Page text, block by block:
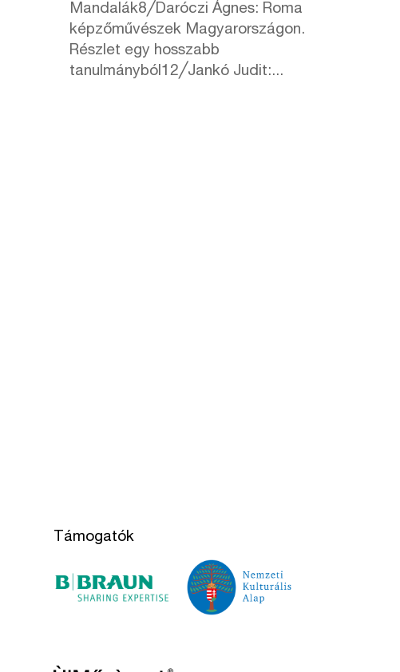
Mandalák8╱Daróczi Ágnes: Roma
képzőművészek Magyarországon.
Részlet egy hosszabb
tanulmányból12╱Jankó Judit:...
Támogatók